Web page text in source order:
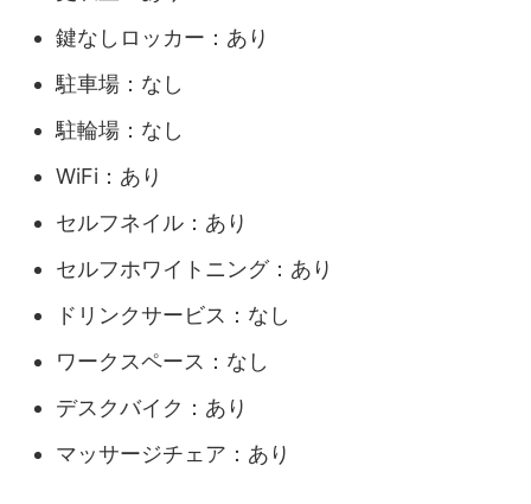
鍵なしロッカー：あり
駐車場：なし
駐輪場：なし
WiFi：あり
セルフネイル：あり
セルフホワイトニング：あり
ドリンクサービス：なし
ワークスペース：なし
デスクバイク：あり
マッサージチェア：あり